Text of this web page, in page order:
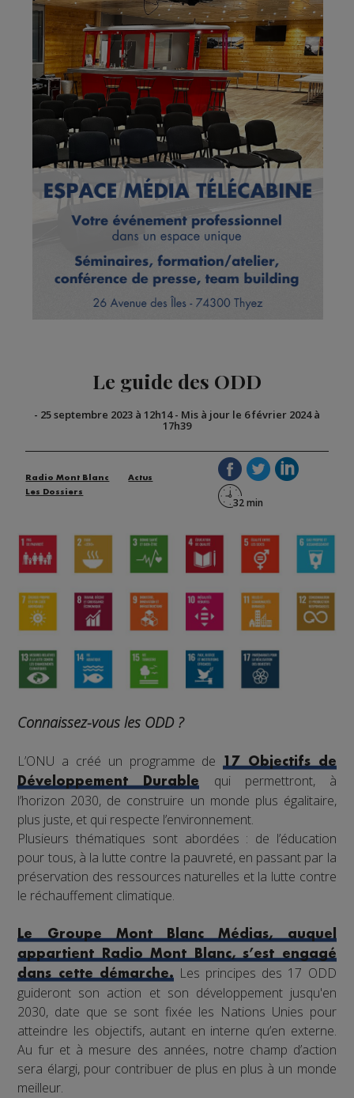
Le guide des ODD
- 25 septembre 2023 à 12h14- Mis à jour le 6 février 2024 à
17h39
Radio Mont Blanc
Actus
Les Dossiers
Connaissez-vous les ODD ?
L’ONU a créé un programme de17 Objectifs de
Développement Durable
qui permettront, à
l’horizon 2030, de construire un monde plus égalitaire,
plus juste, et qui respecte l’environnement.
Plusieurs thématiques sont abordées : de l’éducation
pour tous, à la lutte contre la pauvreté, en passant par la
préservation des ressources naturelles et la lutte contre
le réchauffement climatique.
Le Groupe Mont Blanc Médias, auquel
appartient Radio Mont Blanc, s’est engagé
dans cette démarche.Les principes des 17 ODD
guideront son action et son développement jusqu'en
2030, date que se sont fixée les Nations Unies pour
atteindre les objectifs, autant en interne qu’en externe.
Au fur et à mesure des années, notre champ d’action
sera élargi, pour contribuer de plus en plus à un monde
meilleur.